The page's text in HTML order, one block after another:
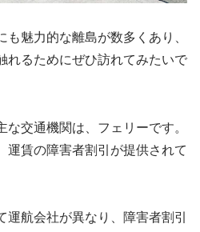
魅力的な離島が数多くあり、
れるためにぜひ訪れてみたいで
交通機関は、フェリーです。
運賃の障害者割引が提供されて
航会社が異なり、障害者割引